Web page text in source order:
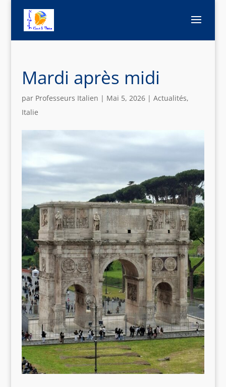
Mardi après midi
par Professeurs Italien | Mai 5, 2026| Actualités,
Italie